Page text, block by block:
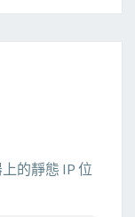
的靜態 IP 位